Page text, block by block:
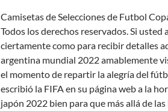
Camisetas de Selecciones de Futbol
Todos los derechos reservados. Si usted
ciertamente como para recibir detalles
argentina mundial 2022 amablemente
el momento de repartir la alegría del
escribió la FIFA en su página web a la
japón 2022 bien para que más allá de